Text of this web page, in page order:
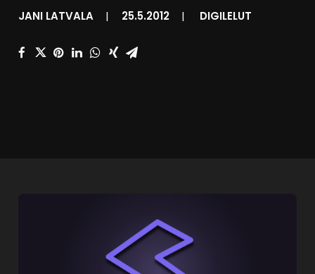
JANI LATVALA | 25.5.2012 | DIGILELUT